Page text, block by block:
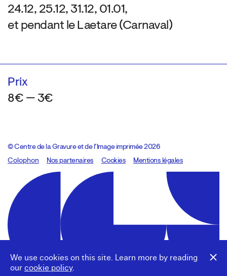
We use cookies on this site. Learn more by reading
our cookie policy.
24.12, 25.12, 31.12, 01.01,
et pendant le Laetare (Carnaval)
Prix
8€ — 3€
© Centre de la Gravure et de l’Image imprimée 2026
Colophon
Design:Marcel Kaczmarek, code:8080.studio
Nos partenaires Cookies Mentions légales